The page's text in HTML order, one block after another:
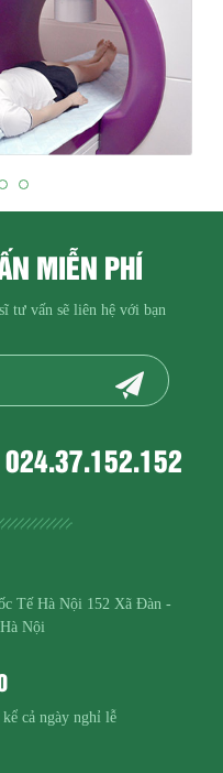
MIỄN PHÍ
tư vấn sẽ liên hệ với bạn
024.37.152.152
Tế Hà Nội 152 Xã Đàn -
Nội
cả ngày nghỉ lễ